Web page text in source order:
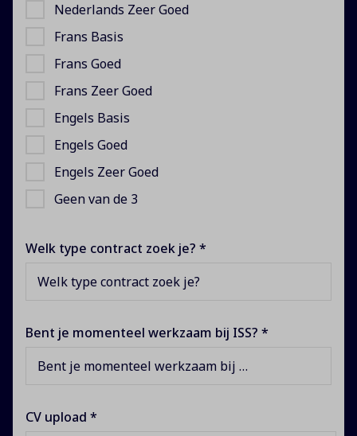
Nederlands Zeer Goed
Frans Basis
Frans Goed
Frans Zeer Goed
Engels Basis
Engels Goed
Engels Zeer Goed
Geen van de 3
Welk type contract zoek je? *
Welk type contract zoek je?
Bent je momenteel werkzaam bij ISS? *
Bent je momenteel werkzaam bij ISS?
CV upload *